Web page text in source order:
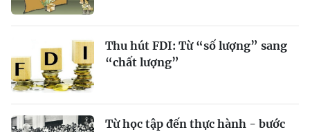
Thu hút FDI: Từ “số lượng” sang
“chất lượng”
Từ học tập đến thực hành - bước